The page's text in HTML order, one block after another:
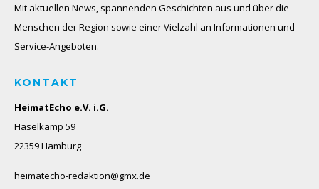
Mit aktuellen News, spannenden Geschichten aus und über die
Menschen der Region sowie einer Vielzahl an Informationen und
Service-Angeboten.
KONTAKT
HeimatEcho e.V. i.G.
Haselkamp 59
22359 Hamburg
heimatecho-redaktion@gmx.de